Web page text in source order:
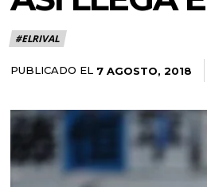
#ELRIVAL
PUBLICADO EL 7 AGOSTO, 2018